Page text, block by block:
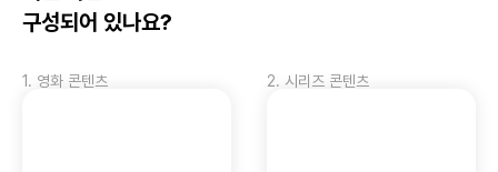
구성되어 있나요?
1. 영화 콘텐츠 2. 시리즈 콘텐츠